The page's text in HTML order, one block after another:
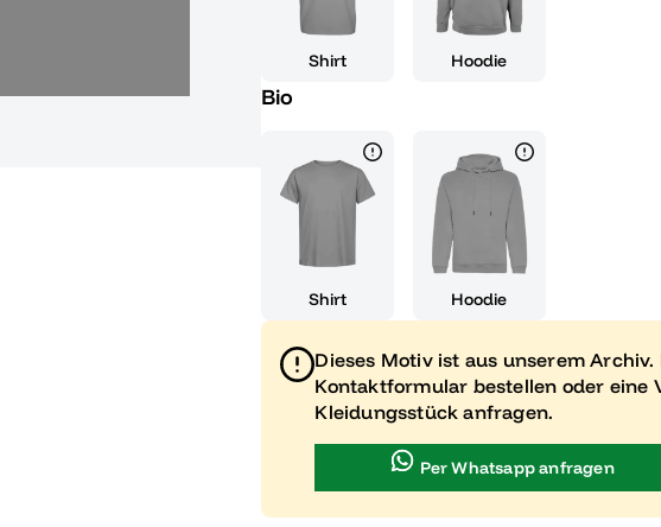
Shirt Hoodie
Bio
Shirt Hoodie
Dieses Motiv ist aus unserem
Kontaktformular bestellen oder eine
Kleidungsstück anfragen.
Per Whatsapp anfragen